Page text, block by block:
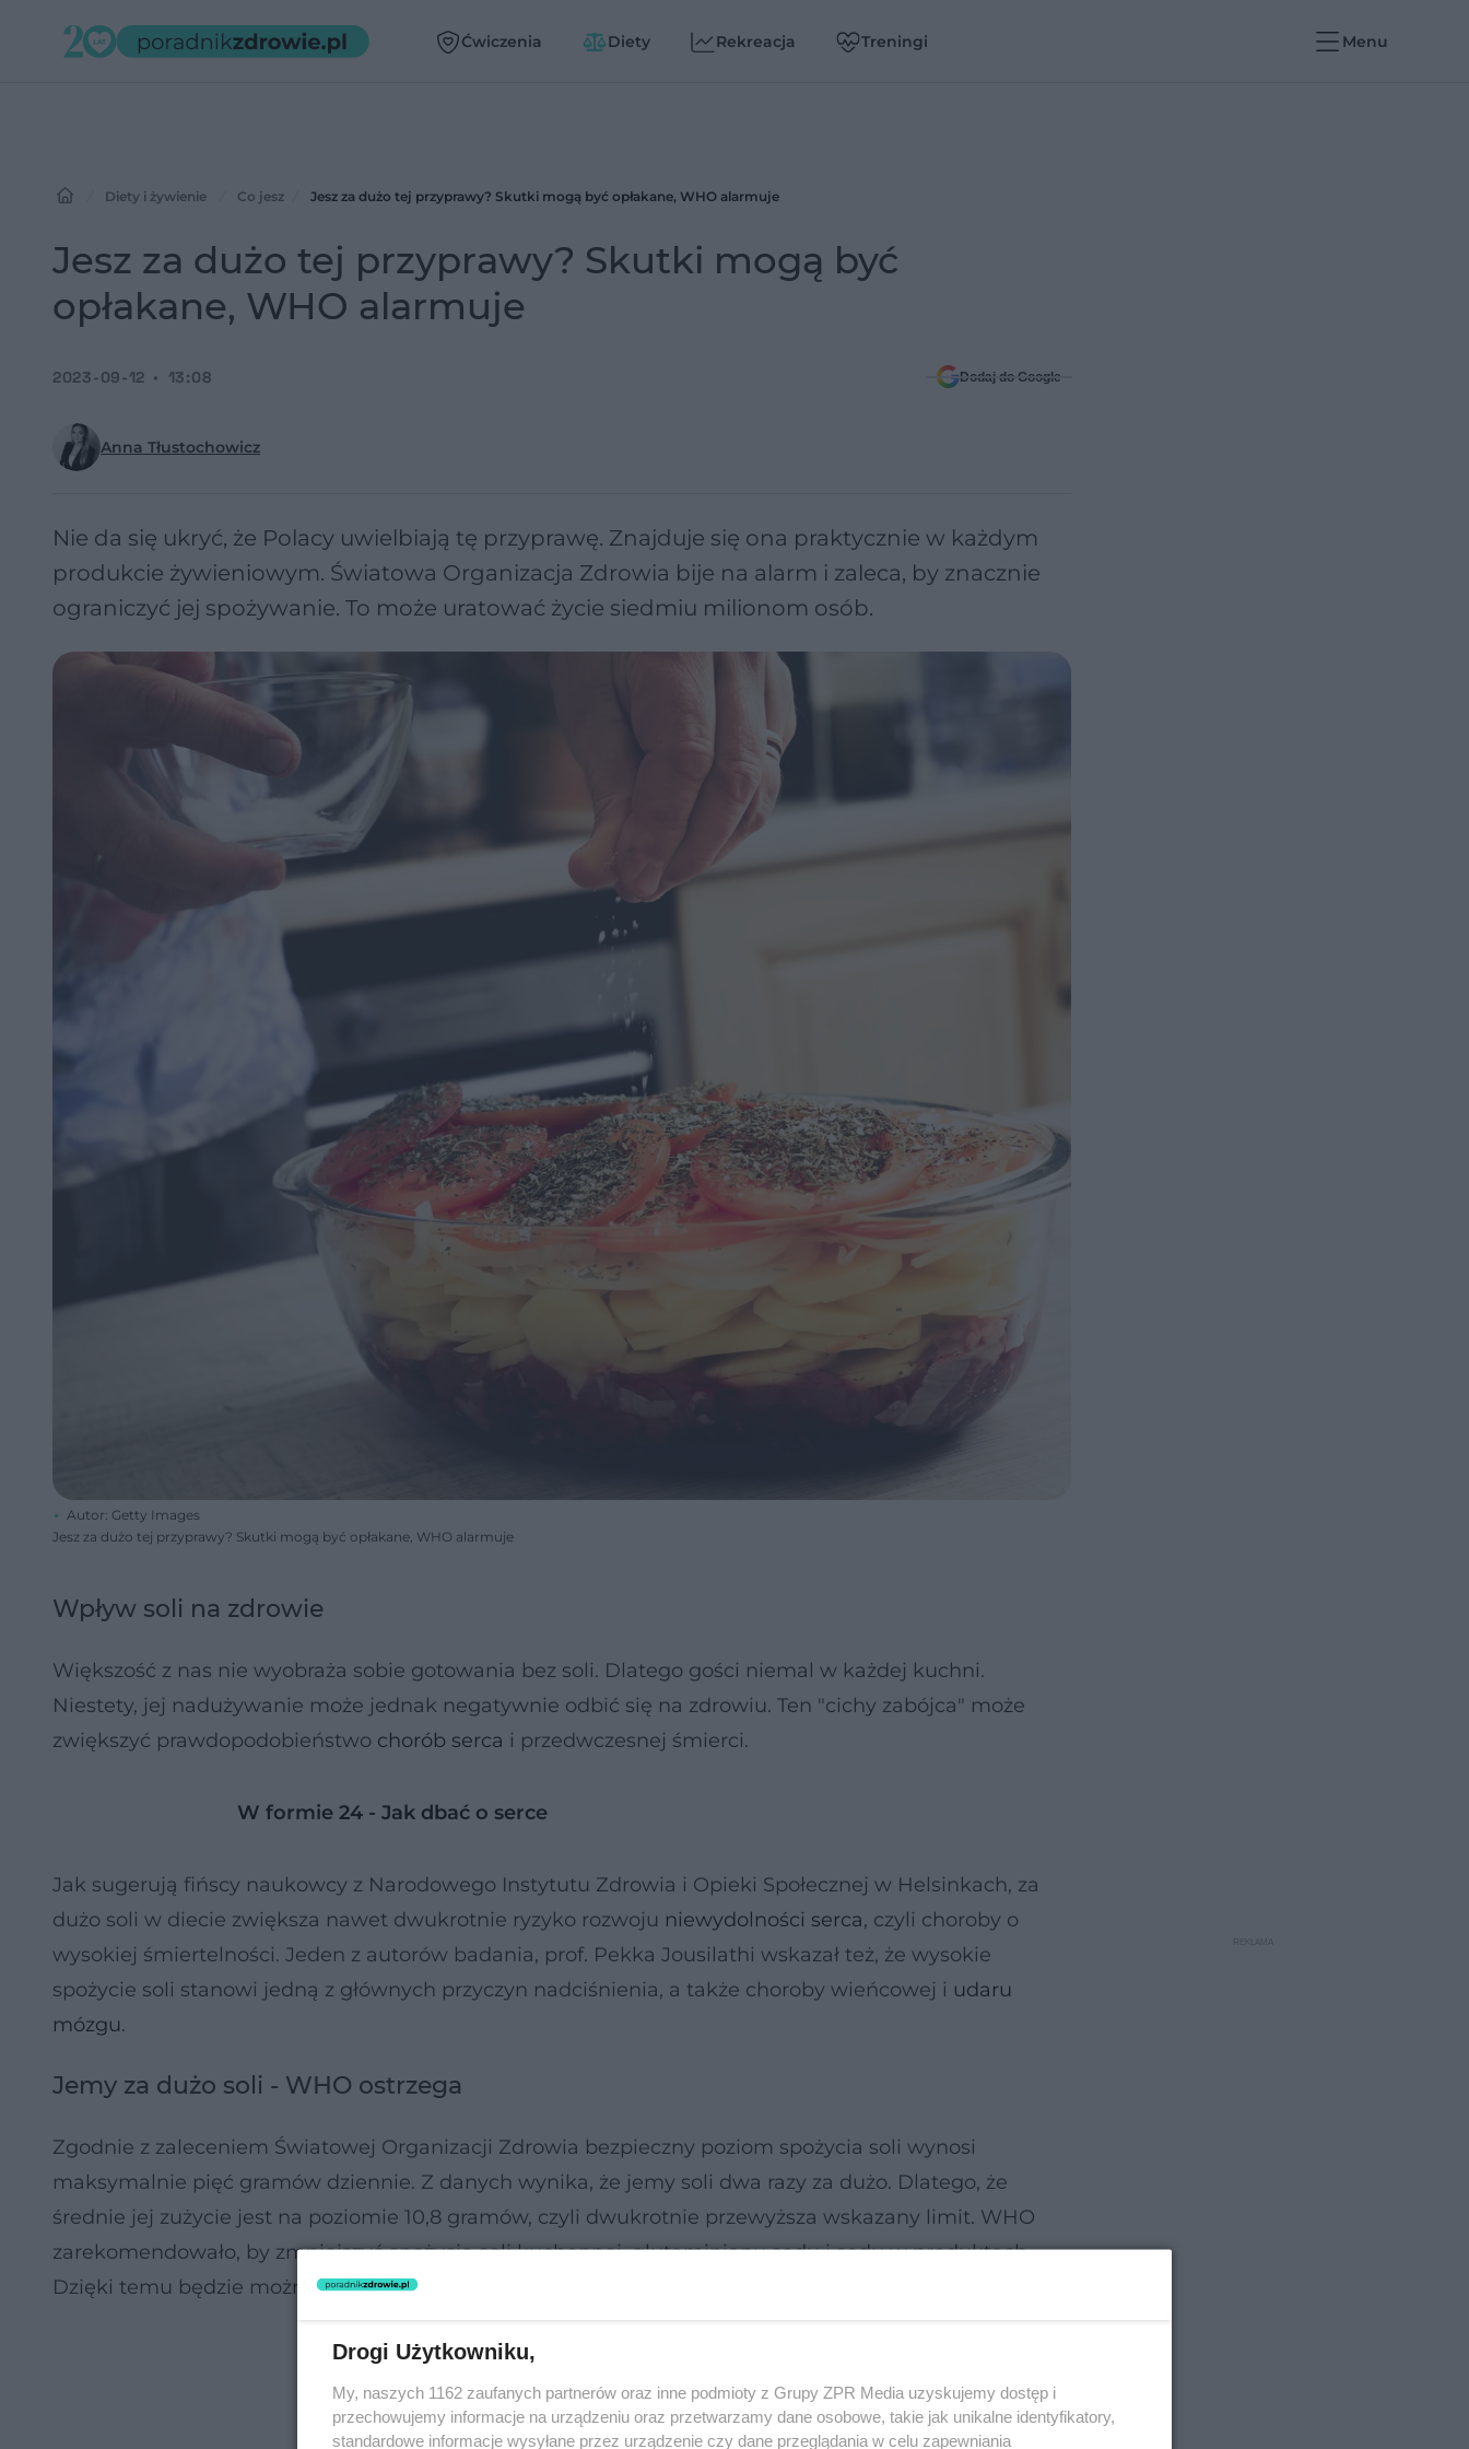
Ćwiczenia Diety Rekreacja Treningi Menu
Diety i żywienie Co jesz Jesz za dużo tej przyprawy? Skutki mogą być opłakane, WHO alarmuje
Jesz za dużo tej przyprawy? Skutki mogą być
opłakane, WHO alarmuje
Anna Tłustochowicz
2023-09-12 13:08 Dodaj do Google
Nie da się ukryć, że Polacy uwielbiają tę przyprawę. Znajduje się ona praktycznie w każdym
produkcie żywieniowym. Światowa Organizacja Zdrowia bije na alarm i zaleca, by znacznie
ograniczyć jej spożywanie. To może uratować życie siedmiu milionom osób.
Autor: Getty Images
Jesz za dużo tej przyprawy? Skutki mogą być opłakane, WHO alarmuje
Wpływ soli na zdrowie
Większość z nas nie wyobraża sobie gotowania bez soli. Dlatego gości niemal w każdej kuchni.
Niestety, jej nadużywanie może jednak negatywnie odbić się na zdrowiu. Ten "cichy zabójca" może
zwiększyć prawdopodobieństwo chorób serca i przedwczesnej śmierci.
W formie 24 - Jak dbać o serce
Jak sugerują fińscy naukowcy z Narodowego Instytutu Zdrowia i Opieki Społecznej w Helsinkach, za
dużo soli w diecie zwiększa nawet dwukrotnie ryzyko rozwoju niewydolności serca, czyli choroby o
wysokiej śmiertelności. Jeden z autorów badania, prof. Pekka Jousilathi wskazał też, że wysokie
spożycie soli stanowi jedną z głównych przyczyn nadciśnienia, a także choroby wieńcowej i udaru
mózgu.
Jemy za dużo soli - WHO ostrzega
Zgodnie z zaleceniem Światowej Organizacji Zdrowia bezpieczny poziom spożycia soli wynosi
maksymalnie pięć gramów dziennie. Z danych wynika, że jemy soli dwa razy za dużo. Dlatego, że
średnie jej zużycie jest na poziomie 10,8 gramów, czyli dwukrotnie przewyższa wskazany limit. WHO
zarekomendowało, by zmniejszyć spożycie soli kuchennej, glutaminianu sodu i sodu w produktach.
Dzięki temu będzie można uratować życie siedmiu milionom osób.
Drogi Użytkowniku,
My, naszych 1162 zaufanych partnerów oraz inne podmioty z Grupy ZPR Media uzyskujemy dostęp i
przechowujemy informacje na urządzeniu oraz przetwarzamy dane osobowe, takie jak unikalne identyfikatory,
standardowe informacje wysyłane przez urządzenie czy dane przeglądania w celu zapewniania